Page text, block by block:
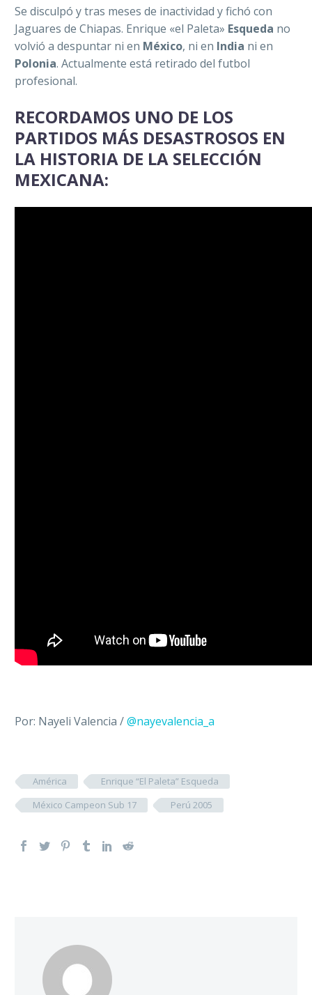
Se disculpó y tras meses de inactividad y fichó con
Jaguares de Chiapas. Enrique «el Paleta» Esqueda no
volvió a despuntar ni en México, ni en India ni en
Polonia. Actualmente está retirado del futbol
profesional.
RECORDAMOS UNO DE LOS
PARTIDOS MÁS DESASTROSOS EN
LA HISTORIA DE LA SELECCIÓN
MEXICANA:
Por: Nayeli Valencia /@nayevalencia_a
América
Enrique “El Paleta” Esqueda
México Campeon Sub 17
Perú 2005